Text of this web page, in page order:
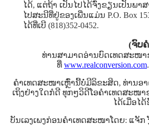
ໄດ້, ແຕ່ຖ້າ ເປັນໄປໄດ້ຈົ່ງຂຽນເປັນພ
ໄປສະນີທີ່ຢູ່ຂອງເພີ່ນແມ່ນ P.O. Box
ໄດ້ທີ່ເບີ (818)352-0452.
(ຈົບ
ທ່ານສາມາດອ່ານບົດເທດສະໜາ
ທີ່ www.realconversion.com
ຄໍາເທດສະໜາເຫຼົ່ານີ້ບໍ່ມີລິຂະສິດ, ທ່ານອ
ເຖິງຢ່າງໃດກໍດີ ທຸກໆວິດີໂອຄໍາເທດສະໜ
ໄດ້ເມື່ອໄ
ບັນເລງເພງກ່ອນຄໍາເທດສະໜາໂດຍ: ແຈັກ